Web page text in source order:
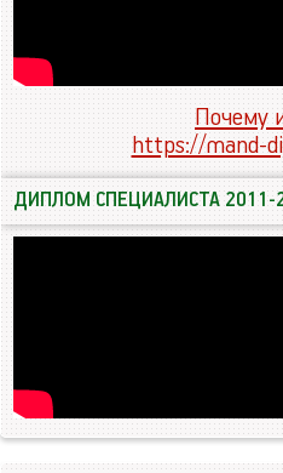
Почему
https://mand-
ДИПЛОМ СПЕЦИАЛИСТА 2011-